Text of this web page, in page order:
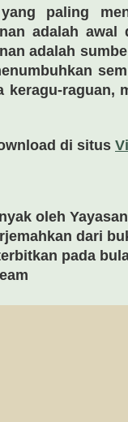
paling
adalah awal
adalah
keragu-raguan,
di situs
oleh
dari
pada